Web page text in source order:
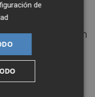
realizar en
PCR diarias
el que se mueven
de gran
que la
a multiplicar
las pruebas y
de